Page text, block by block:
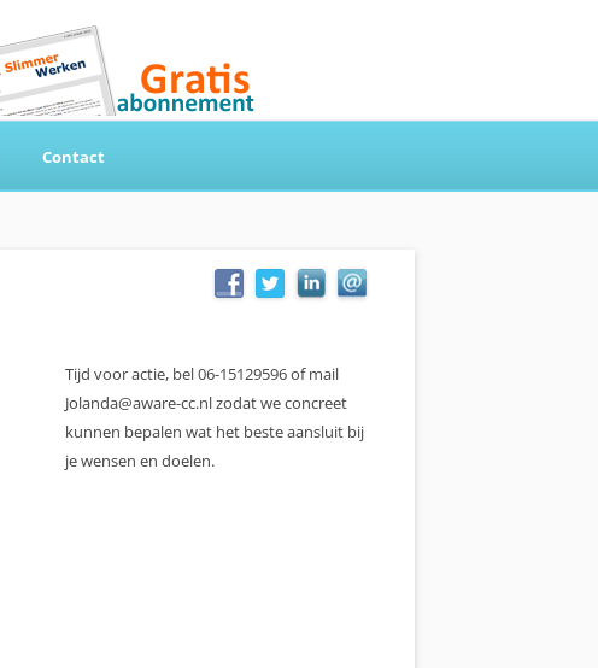
Contact
Tijd voor actie, bel 06-15129596 of mail
Jolanda@aware-cc.nl zodat we concreet
kunnen bepalen wat het beste aansluit bij
je wensen en doelen.